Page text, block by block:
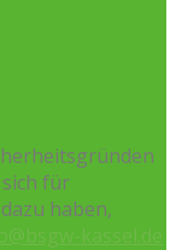
für
haben,
kassel.de